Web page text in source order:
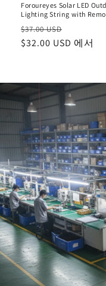
Foroureyes Solar LED
Lighting String with
정
가
$37.00 USD
인
$32.00 USD 에서